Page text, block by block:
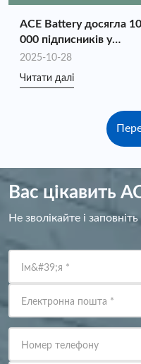
ACE Battery досягла 10
000 підписників у
LinkedIn!
2025-10-28
Читати далі
Вас цікавить
Не зволікайте і
Ім&#39;я *
Електронна пошта *
Номер телефону